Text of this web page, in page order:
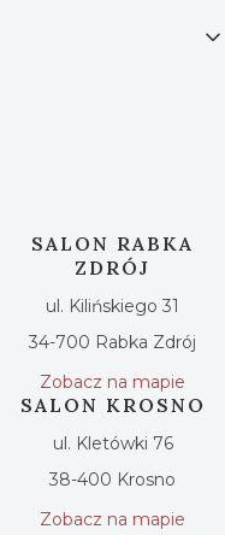
SALON RABKA
ZDRÓJ
ul. Kilińskiego 31
34-700 Rabka Zdrój
Zobacz na mapie
SALON KROSNO
ul. Kletówki 76
38-400 Krosno
Zobacz na mapie